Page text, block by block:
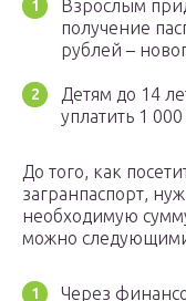
Взрослым
получение
рублей –
Детям до 14
уплатить 1
До того, как
загранпаспорт,
необходимую
можно
Через